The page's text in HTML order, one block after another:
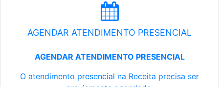
AGENDAR ATENDIMENTO PRESENCIAL
AGENDAR ATENDIMENTO PRESENCIAL
O atendimento presencial na Receita precisa ser